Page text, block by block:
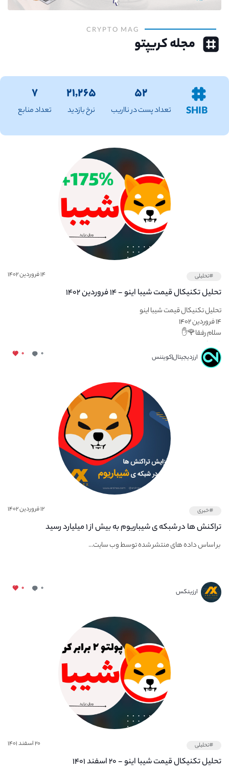
CRYPTO MAG
مجله کریپتو
SHIB
۵۲
تعداد پست در نااریب
۲۱,۲۶۵
نرخ بازدید
۷
تعداد منابع
#تحلیلی ۱۴ فروردین ۱۴۰۲
تحلیل تکنیکال قیمت شیبا اینو - ۱۴ فروردین ۱۴۰۲
تحلیل تکنیکال قیمت شیبا اینو
۱۴ فروردین ۱۴۰۲
سلام رفقا🌹✋
راه های...
ارزدیجیتال|کویننس ۰ ۰
#خبری ۱۲ فروردین ۱۴۰۲
تراکنش ها در شبکه ی شیباریوم به بیش از ۱ میلیارد رسید
بر اساس داده های منتشر شده توسط وب‌ سایت...
ارزینکس ۰ ۰
#تحلیلی ۲۰ اسفند ۱۴۰۱
تحلیل تکنیکال قیمت شیبا اینو - ۲۰ اسفند ۱۴۰۱